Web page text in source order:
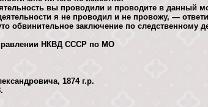
вы проводили и проводите в данный
я не проводил и не провожу, —
обвинительное заключение по следственному
НКВД СССР по МО
1874 г.р.